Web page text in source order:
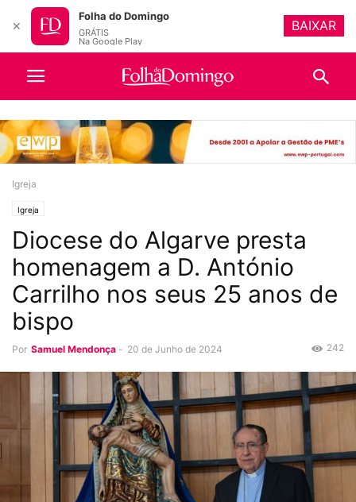
Igreja
Igreja
Diocese do Algarve presta
homenagem a D. António
Carrilho nos seus 25 anos de
bispo
Por Samuel Mendonça - 20 de Junho de 2024 242
✕
Folha do Domingo
GRÁTIS
Na Google Play
BAIXAR